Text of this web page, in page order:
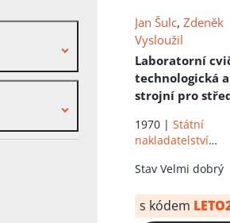
Jan Šulc,Zdeněk
Vysloužil
Laboratorní
technologická a
strojní pro
strojnické
1970 |Státní
nakladatelství
StavVelmi dobrý
s kódem